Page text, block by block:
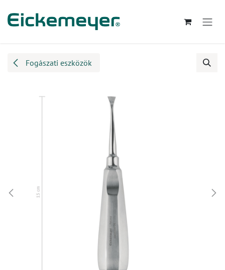
Fogászati eszközök